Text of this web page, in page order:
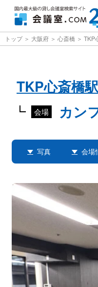
トップ 大阪府 心斎橋 TKP
TKP心斎橋
会場 カン
写真 会場